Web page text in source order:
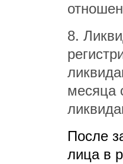
8.
месяца
После
лица в